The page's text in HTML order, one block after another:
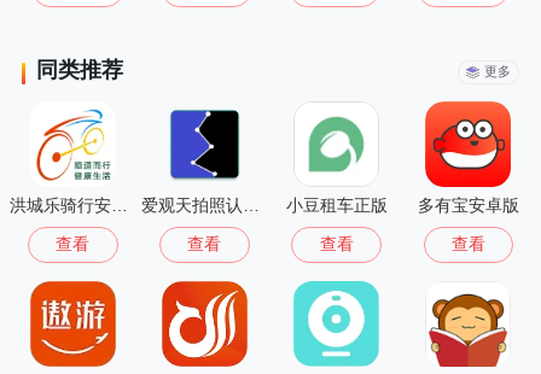
同类推荐 更多
洪城乐骑行安卓版
查看
爱观天拍照认星安卓版
查看
小豆租车正版
查看
多有宝安卓版
查看